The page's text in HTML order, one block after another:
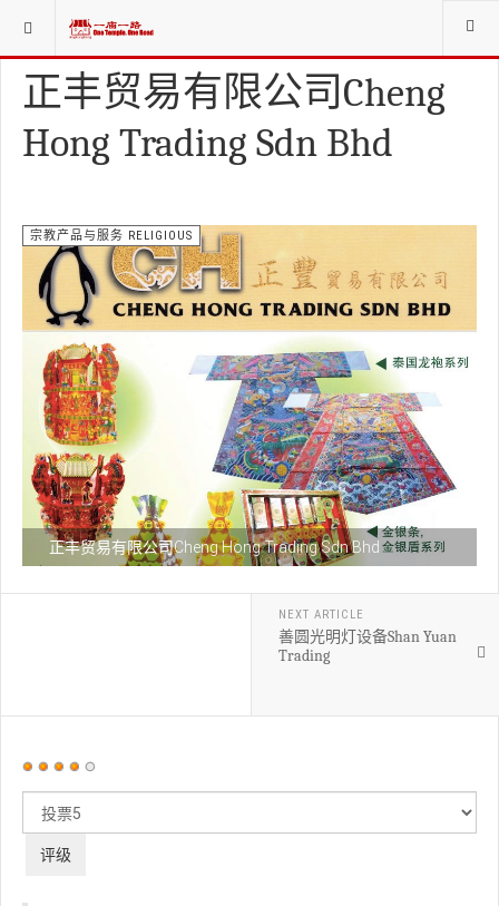
当前位置： 赞助商SPONSORS
正丰贸易有限公司Cheng
Hong Trading Sdn Bhd
正丰贸易有限公司Cheng Hong Trading Sdn Bhd
宗教产品与服务 RELIGIOUS
NEXT ARTICLE
善圆光明灯设备Shan Yuan
Trading
用
价：4/
评